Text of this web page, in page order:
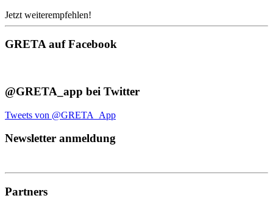
Jetzt weiterempfehlen!
GRETA auf Facebook
@GRETA_app bei Twitter
Tweets von @GRETA_App
Newsletter anmeldung
Partners